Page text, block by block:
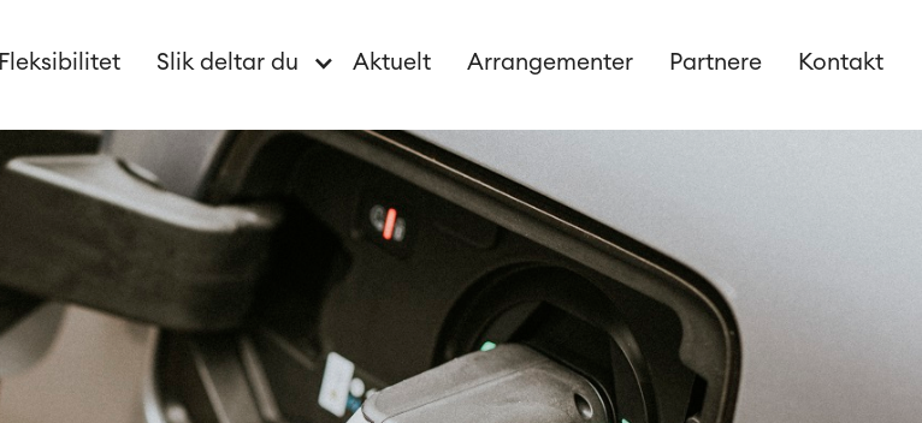
Fleksibilitet Slik deltar du Aktuelt Arrangementer Partnere Kontakt